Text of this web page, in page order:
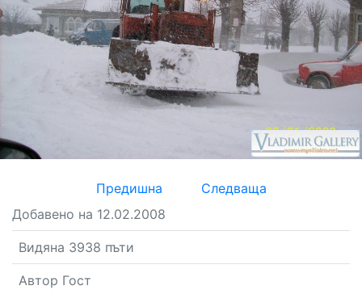
Предишна
Следваща
Добавено на 12.02.2008
Видяна 3938 пъти
Автор Гост